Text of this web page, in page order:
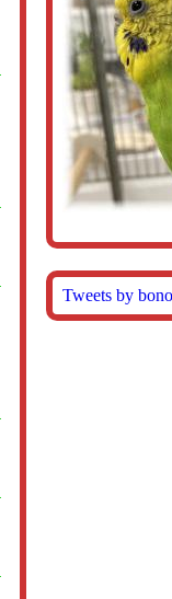
Tweets by